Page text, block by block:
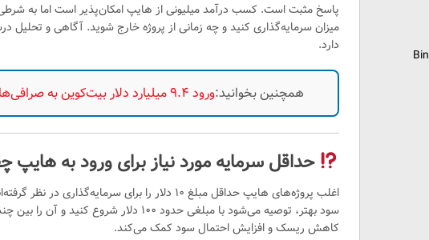
پاسخ مثبت است. کسب درآمد میلیونی از هایپ امکان‌پذیر است اما به شرطی
میزان سرمایه‌گذاری کنید و چه زمانی از پروژه خارج شوید. آگاهی و
دارد.
همچنین بخوانید:ورود ۹.۴ میلیارد دلار بیت‌کوین به صرافی‌ها؛ آیا اصلاح ۸٪ نزدیک است؟
حداقل سرمایه‌ مورد نیاز برای ورود به
اغلب پروژه‌های هایپ حداقل مبلغ ۱۰ دلار را برای
سود بهتر، توصیه می‌شود با مبلغی حدود ۱۰۰
کاهش ریسک و افزایش احتمال سود کمک می‌کند.